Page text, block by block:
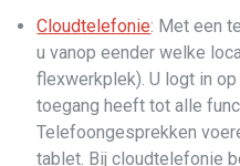
Cloudtelefonie: Met een
u vanop eender welke
flexwerkplek). U logt in
toegang heeft tot alle
Telefoongesprekken
tablet. Bij cloudtelefonie